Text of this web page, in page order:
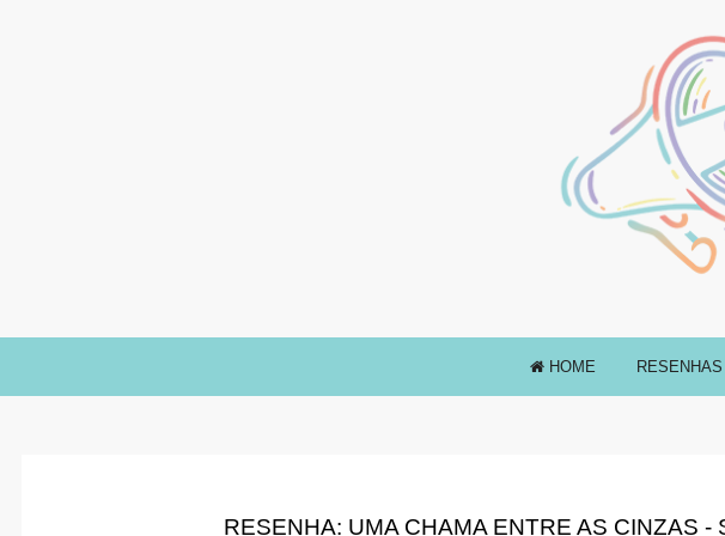
HOME RESENHAS
RESENHA: UMA CHAMA ENTRE AS CINZAS -